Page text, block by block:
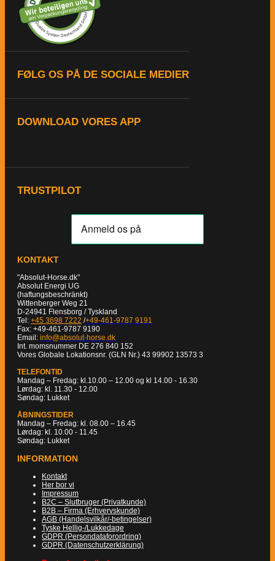
FØLG OS PÅ DE SOCIALE MEDIER
DOWNLOAD VORES APP
TRUSTPILOT
KONTAKT
"Absolut-Horse.dk"
Absolut Energi UG
(haftungsbeschränkt)
Wittenberger Weg 21
D-24941 Flensborg / Tyskland
Tel: +45 3698 7222 /+49-461-9787 9191
Fax: +49-461-9787 9190
Email: info@absolut-horse.dk
Int. momsnummer DE 276 840 152
Vores Globale Lokationsnr. (GLN Nr.) 43 99902 13573 3
TELEFONTID
Mandag – Fredag: kl.10.00 – 12.00 og kl 14.00 - 16.30
Lørdag: kl. 11.30 - 12.00
Søndag: Lukket
ÅBNINGSTIDER
Mandag – Fredag: kl. 08.00 – 16.45
Lørdag: kl. 10.00 - 11.45
Søndag: Lukket
INFORMATION
Kontakt
Her bor vi
Impressum
B2C – Slutbruger (Privatkunde)
B2B – Firma (Erhvervskunde)
AGB (Handelsvilkår/-betingelser)
Tyske Hellig-/Lukkedage
GDPR (Persondataforordring)
GDPR (Datenschutzerklärung)